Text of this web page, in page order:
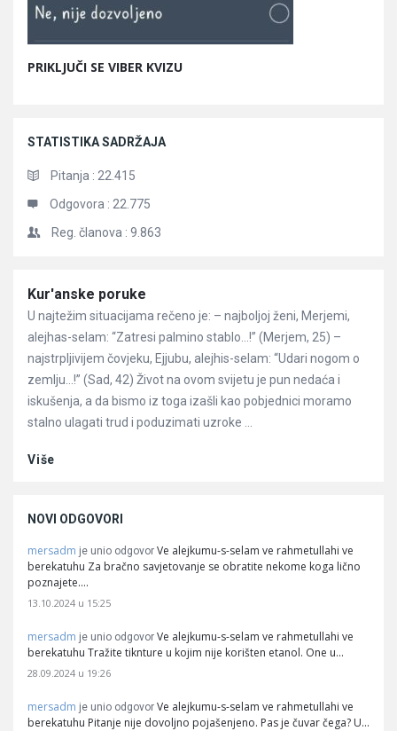
PRIKLJUČI SE VIBER KVIZU
STATISTIKA SADRŽAJA
Pitanja : 22.415
Odgovora : 22.775
Reg. članova : 9.863
Članci
Kur'anske poruke
U najtežim situacijama rečeno je: – najboljoj ženi, Merjemi,
alejhas-selam: “Zatresi palmino stablo…!” (Merjem, 25) –
najstrpljivijem čovjeku, Ejjubu, alejhis-selam: “Udari nogom o
zemlju…!” (Sad, 42) Život na ovom svijetu je pun nedaća i
iskušenja, a da bismo iz toga izašli kao pobjednici moramo
stalno ulagati trud i poduzimati uzroke ...
Više
NOVI ODGOVORI
mersadm je unio odgovor Ve alejkumu-s-selam ve rahmetullahi ve
berekatuhu Za bračno savjetovanje se obratite nekome koga lično
poznajete.…
13.10.2024 u 15:25
mersadm je unio odgovor Ve alejkumu-s-selam ve rahmetullahi ve
berekatuhu Tražite tiknture u kojim nije korišten etanol. One u…
28.09.2024 u 19:26
mersadm je unio odgovor Ve alejkumu-s-selam ve rahmetullahi ve
berekatuhu Pitanje nije dovoljno pojašenjeno. Pas je čuvar čega? U…